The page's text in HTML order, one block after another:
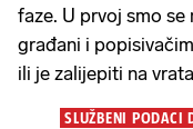
faze. U prvoj smo
građani i
ili je zalijepiti na
SLUŽBENI PODACI